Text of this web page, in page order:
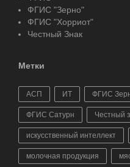
ФГИС "Зерно"
ФГИС "Хорриот"
Честный Знак
Метки
АСП ИТ ФГИС
ФГИС Сатурн Честный
искусственный интеллект
молочная продукция